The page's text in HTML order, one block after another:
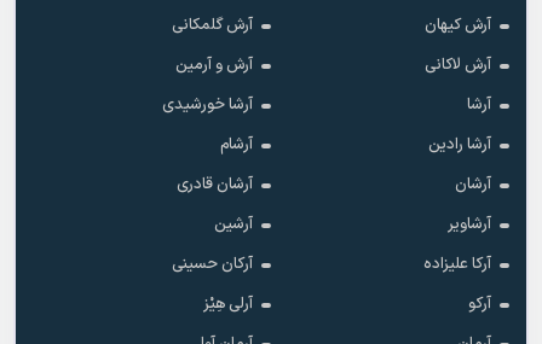
آرش کیهان
آرش گلمکانی
آرش لاکانی
آرش و آرمین
آرشا
آرشا خورشیدی
آرشا رادین
آرشام
آرشان
آرشان قادری
آرشاویر
آرشین
آرکا علیزاده
آرکان حسینی
آرکو
آرلی هِیْز